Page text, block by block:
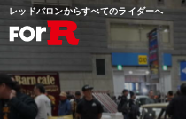
レッドバロンからすべてのライダーへ